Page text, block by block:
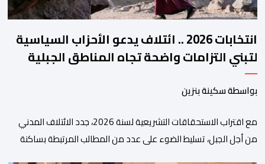
انتخابات 2026 .. ائتلاف يدعو الأحزاب السياسية
لتبني التزامات واضحة تجاه المناطق الجبلية
بواسطة سكينة بنزين
مع اقتراب الاستحقاقات التشريعية لسنة 2026، جدد الائتلاف المدني
من أجل الجبل، تسليط الضوء على عدد من المطالب المرتبطة بساكنة